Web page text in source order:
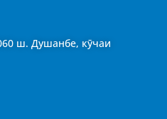
ш. Душанбе, кӯчаи